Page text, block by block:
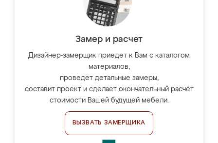
Замер и расчет
Дизайнер-замерщик приедет к Вам с каталогом
материалов,
проведёт детальные замеры,
составит проект и сделает окончательный расчёт
стоимости Вашей будущей мебели.
ВЫЗВАТЬ ЗАМЕРЩИКА